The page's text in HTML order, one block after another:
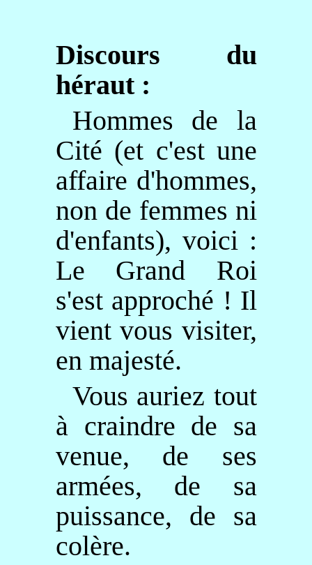
Discours du
héraut :
Hommes de la
Cité (et c'est une
affaire d'hommes,
non de femmes ni
d'enfants), voici :
Le Grand Roi
s'est approché ! Il
vient vous visiter,
en majesté.
Vous auriez tout
à craindre de sa
venue, de ses
armées, de sa
puissance, de sa
colère.